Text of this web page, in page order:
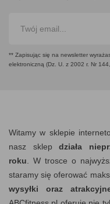
** Zapisując się na newsletter
elektroniczną (Dz. U. z 2002 r. Nr
Witamy w sklepie
nasz sklepdziała
roku . W trosce o
staramy się oferować
wysyłki oraz